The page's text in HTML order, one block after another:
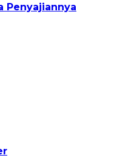
Penyajiannya